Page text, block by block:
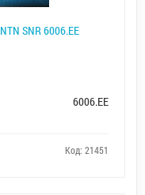
SNR 6006.EE
6006.EE
Код: 21451